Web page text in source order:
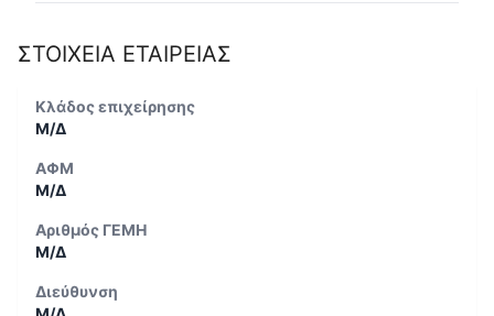
ΣΤΟΙΧΕΙΑ ΕΤΑΙΡΕΙΑΣ
Κλάδος επιχείρησης
Μ/Δ
ΑΦΜ
Μ/Δ
Αριθμός ΓΕΜΗ
Μ/Δ
Διεύθυνση